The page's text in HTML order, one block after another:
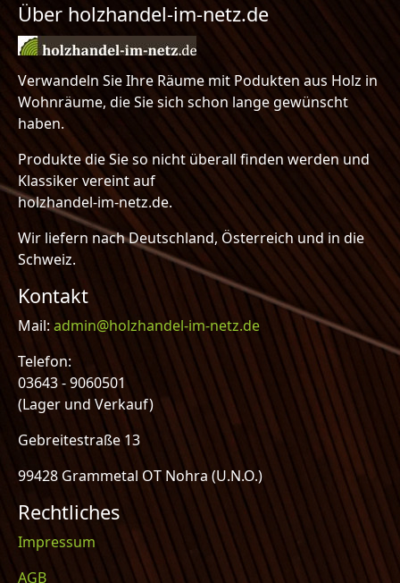
Über holzhandel-im-netz.de
Verwandeln Sie Ihre Räume mit Podukten aus Holz in
Wohnräume, die Sie sich schon lange gewünscht
haben.
Produkte die Sie so nicht überall finden werden und
Klassiker vereint auf
holzhandel-im-netz.de.
Wir liefern nach Deutschland, Österreich und in die
Schweiz.
Kontakt
Mail: admin@holzhandel-im-netz.de
Telefon:
03643 - 9060501
(Lager und Verkauf)
Gebreitestraße 13
99428 Grammetal OT Nohra (U.N.O.)
Rechtliches
Impressum
AGB